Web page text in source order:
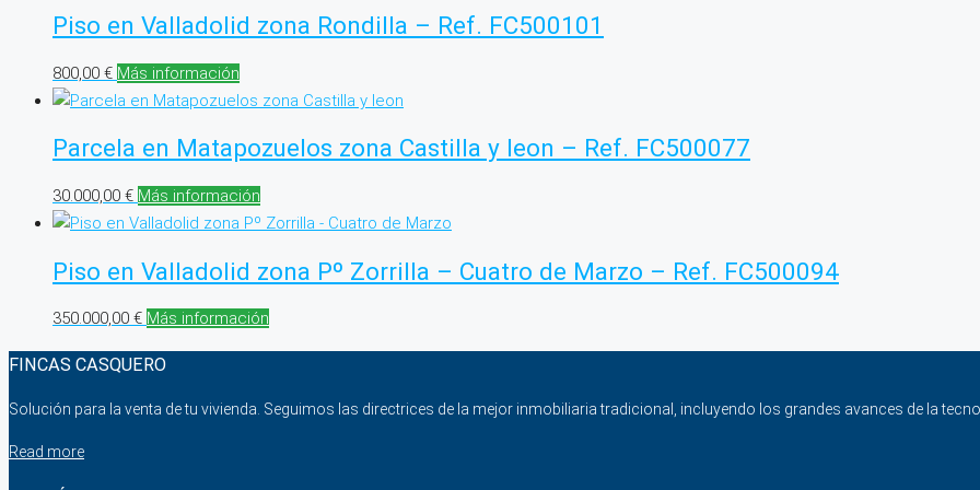
Piso en Valladolid zona Rondilla – Ref. FC500101
800,00 € Más información
Parcela en Matapozuelos zona Castilla y leon – Ref. FC500077
30.000,00 € Más información
Piso en Valladolid zona Pº Zorrilla – Cuatro de Marzo – Ref. FC500094
350.000,00 € Más información
FINCAS CASQUERO
Solución para la venta de tu vivienda. Seguimos las directrices de la mejor inmobiliaria tradicional, incluyendo los grandes avances de la
Read more